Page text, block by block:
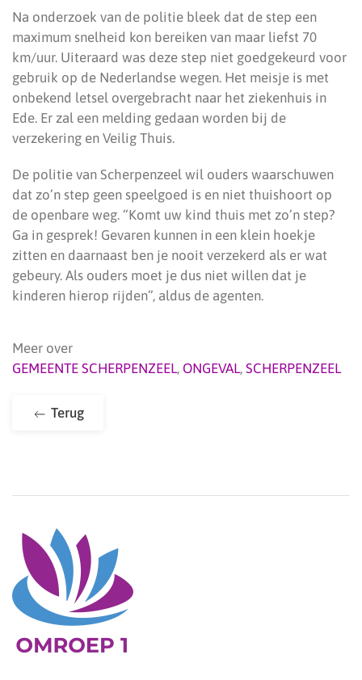
Na onderzoek van de politie bleek dat de step een
maximum snelheid kon bereiken van maar liefst 70
km/uur. Uiteraard was deze step niet goedgekeurd voor
gebruik op de Nederlandse wegen. Het meisje is met
onbekend letsel overgebracht naar het ziekenhuis in
Ede. Er zal een melding gedaan worden bij de
verzekering en Veilig Thuis.
De politie van Scherpenzeel wil ouders waarschuwen
dat zo’n step geen speelgoed is en niet thuishoort op
de openbare weg. “Komt uw kind thuis met zo’n step?
Ga in gesprek! Gevaren kunnen in een klein hoekje
zitten en daarnaast ben je nooit verzekerd als er wat
gebeury. Als ouders moet je dus niet willen dat je
kinderen hierop rijden”, aldus de agenten.
Meer over
GEMEENTE SCHERPENZEEL, ONGEVAL, SCHERPENZEEL
Terug